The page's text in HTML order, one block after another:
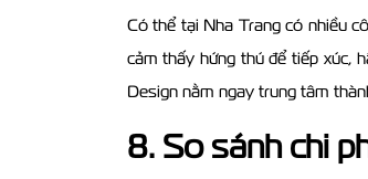
Có thể tại Nha Trang có nhiều
cảm thấy hứng thú để tiếp xúc,
Design nằm ngay trung tâm
8. So sánh chi